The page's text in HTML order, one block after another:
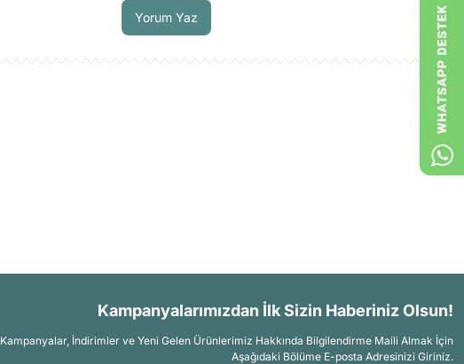
Yorum Yaz
Kampanyalarımızdan İlk Sizin Haberiniz Olsun!
Kampanyalar, İndirimler ve Yeni Gelen Ürünlerimiz Hakkında Bilgilendirme Maili Almak İçin
Aşağıdaki Bölüme E-posta Adresinizi Giriniz.